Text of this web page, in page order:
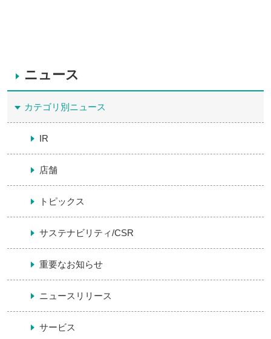
ニュース
カテゴリ別ニュース
IR
店舗
トピックス
サステナビリティ/CSR
重要なお知らせ
ニュースリリース
サービス